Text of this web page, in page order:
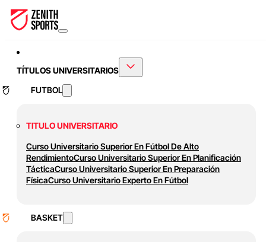
TÍTULOS UNIVERSITARIOS
FUTBOL
TITULO UNIVERSITARIO
Curso Universitario Superior En Fútbol De Alto
RendimientoCurso Universitario Superior En Planificación
TácticaCurso Universitario Superior En Preparación
FísicaCurso Universitario Experto En Fútbol
BASKET